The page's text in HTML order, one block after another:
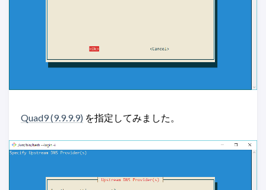
Quad9 (9.9.9.9) を指定してみました。